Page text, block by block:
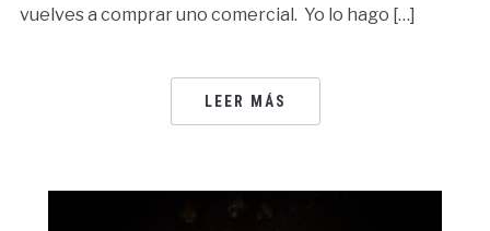
vuelves a comprar uno comercial. Yo lo hago […]
LEER MÁS